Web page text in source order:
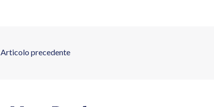
Articolo precedente